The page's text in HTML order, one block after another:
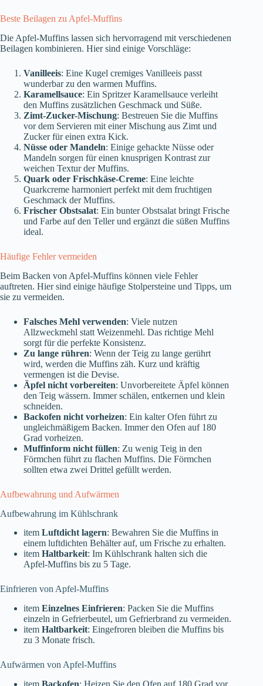
Beste Beilagen zu Apfel-Muffins
Die Apfel-Muffins lassen sich hervorragend mit verschiedenen
Beilagen kombinieren. Hier sind einige Vorschläge:
Vanilleeis: Eine Kugel cremiges Vanilleeis passt
wunderbar zu den warmen Muffins.
Karamellsauce: Ein Spritzer Karamellsauce verleiht
den Muffins zusätzlichen Geschmack und Süße.
Zimt-Zucker-Mischung: Bestreuen Sie die Muffins
vor dem Servieren mit einer Mischung aus Zimt und
Zucker für einen extra Kick.
Nüsse oder Mandeln: Einige gehackte Nüsse oder
Mandeln sorgen für einen knusprigen Kontrast zur
weichen Textur der Muffins.
Quark oder Frischkäse-Creme: Eine leichte
Quarkcreme harmoniert perfekt mit dem fruchtigen
Geschmack der Muffins.
Frischer Obstsalat: Ein bunter Obstsalat bringt Frische
und Farbe auf den Teller und ergänzt die süßen Muffins
ideal.
Häufige Fehler vermeiden
Beim Backen von Apfel-Muffins können viele Fehler
auftreten. Hier sind einige häufige Stolpersteine und Tipps, um
sie zu vermeiden.
Falsches Mehl verwenden: Viele nutzen
Allzweckmehl statt Weizenmehl. Das richtige Mehl
sorgt für die perfekte Konsistenz.
Zu lange rühren: Wenn der Teig zu lange gerührt
wird, werden die Muffins zäh. Kurz und kräftig
vermengen ist die Devise.
Äpfel nicht vorbereiten: Unvorbereitete Äpfel können
den Teig wässern. Immer schälen, entkernen und klein
schneiden.
Backofen nicht vorheizen: Ein kalter Ofen führt zu
ungleichmäßigem Backen. Immer den Ofen auf 180
Grad vorheizen.
Muffinform nicht füllen: Zu wenig Teig in den
Förmchen führt zu flachen Muffins. Die Förmchen
sollten etwa zwei Drittel gefüllt werden.
Aufbewahrung und Aufwärmen
Aufbewahrung im Kühlschrank
item Luftdicht lagern: Bewahren Sie die Muffins in
einem luftdichten Behälter auf, um Frische zu erhalten.
item Haltbarkeit: Im Kühlschrank halten sich die
Apfel-Muffins bis zu 5 Tage.
Einfrieren von Apfel-Muffins
item Einzelnes Einfrieren: Packen Sie die Muffins
einzeln in Gefrierbeutel, um Gefrierbrand zu vermeiden.
item Haltbarkeit: Eingefroren bleiben die Muffins bis
zu 3 Monate frisch.
Aufwärmen von Apfel-Muffins
item Backofen: Heizen Sie den Ofen auf 180 Grad vor